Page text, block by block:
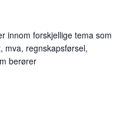
innom forskjellige tema som
mva, regnskapsførsel,
berører